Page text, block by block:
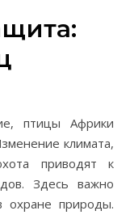
птицы Африки
климата,
приводят к
Здесь важно
природы.